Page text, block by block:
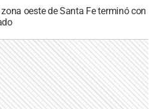
oeste de Santa Fe terminó con